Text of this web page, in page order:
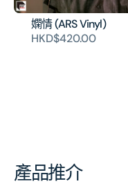
嫻情 (ARS Vinyl)
HKD$420.00
產品推介